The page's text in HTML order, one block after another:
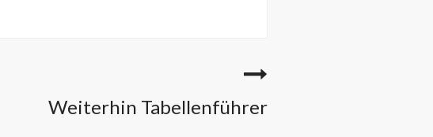
Weiterhin Tabellenführer